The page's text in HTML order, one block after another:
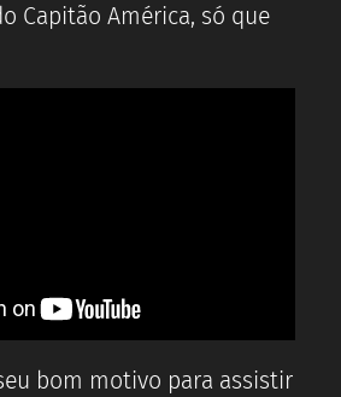
Capitão América, só que
bom motivo para assistir